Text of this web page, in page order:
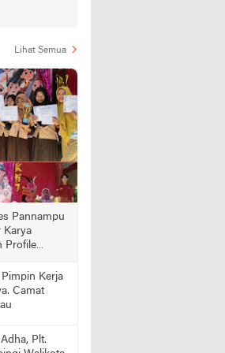
Lihat Semua
Pannampu
Karya
Profile
Kerja
Camat
Plt.